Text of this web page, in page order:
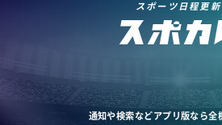
スポーツ日程更
通知や検索などアプリ版なら全